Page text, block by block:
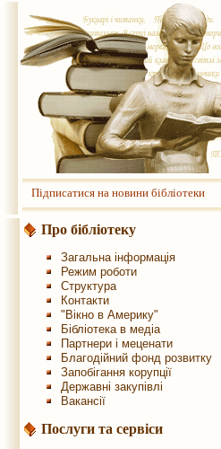
Підписатися на новини бібліотеки
Про бібліотеку
Загальна інформація
Режим роботи
Структура
Контакти
"Вікно в Америку"
Бібліотека в медіа
Партнери і меценати
Благодійний фонд розвитку
Запобігання корупції
Державні закупівлі
Вакансії
Послуги та сервіси